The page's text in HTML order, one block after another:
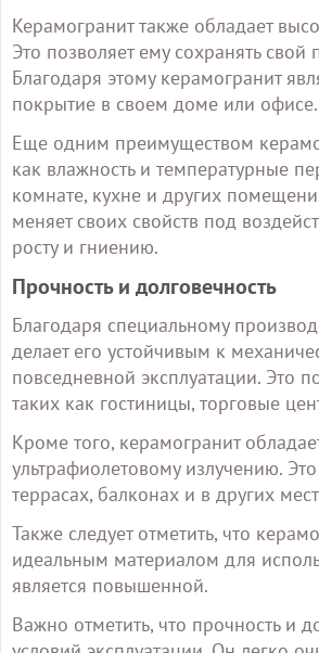
Керамогранит также обладает
Это позволяет ему сохранять
Благодаря этому керамогранит
покрытие в своем доме или офисе.
Еще одним преимуществом
как влажность и температурные
комнате, кухне и других
меняет своих свойств под
росту и гниению.
Прочность и долговечность
Благодаря специальному
делает его устойчивым к
повседневной эксплуатации. Это
таких как гостиницы, торговые
Кроме того, керамогранит
ультрафиолетовому излучению.
террасах, балконах и в других
Также следует отметить, что
идеальным материалом для
является повышенной.
Важно отметить, что прочность и